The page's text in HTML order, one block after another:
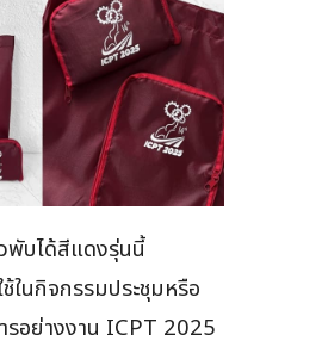
พับได้สีแดงรุ่นนี้
ในกิจกรรมประชุมหรือ
รอย่างงาน ICPT 2025